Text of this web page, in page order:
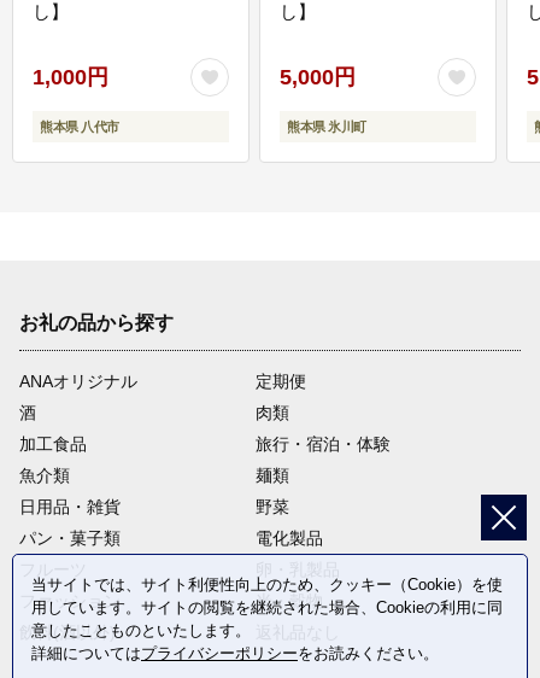
し】
1,000円
熊本県 八代市
し】
5,000円
熊本県 氷川町
お礼の品から探す
ANAオリジナル
定期便
酒
肉類
加工食品
旅行・宿泊・体験
魚介類
麺類
日用品・雑貨
野菜
パン・菓子類
電化製品
ファッション
米・穀物
飲料(酒以外)
当サイトでは、サイト利便性向上のため、クッキー（Cookie）を使
用しています。サイトの閲覧を継続された場合、Cookieの利用に同
意したことものといたします。
詳細についてはプライバシーポリシーをお読みください。